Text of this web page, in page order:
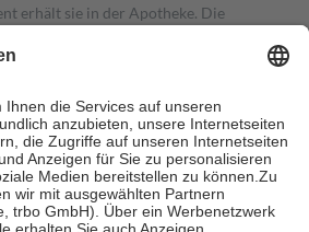
erhält sie in der Apotheke. Die
trägt einen Teil davon als Zuzahlung
Zuzahlungen in Höhe von zehn
mindestensjedochfünf Euround
sind jedoch nie mehr als die tatsächlichen
auch für Online-Apotheken.
Krankenpflege beträgt die